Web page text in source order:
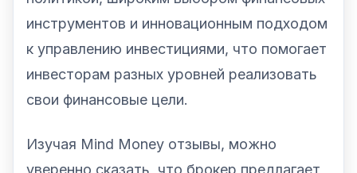
инструментов и инновационным подходом
к управлению инвестициями, что помогает
инвесторам разных уровней реализовать
свои финансовые цели.
Изучая Mind Money отзывы, можно
уверенно сказать, что брокер предлагает